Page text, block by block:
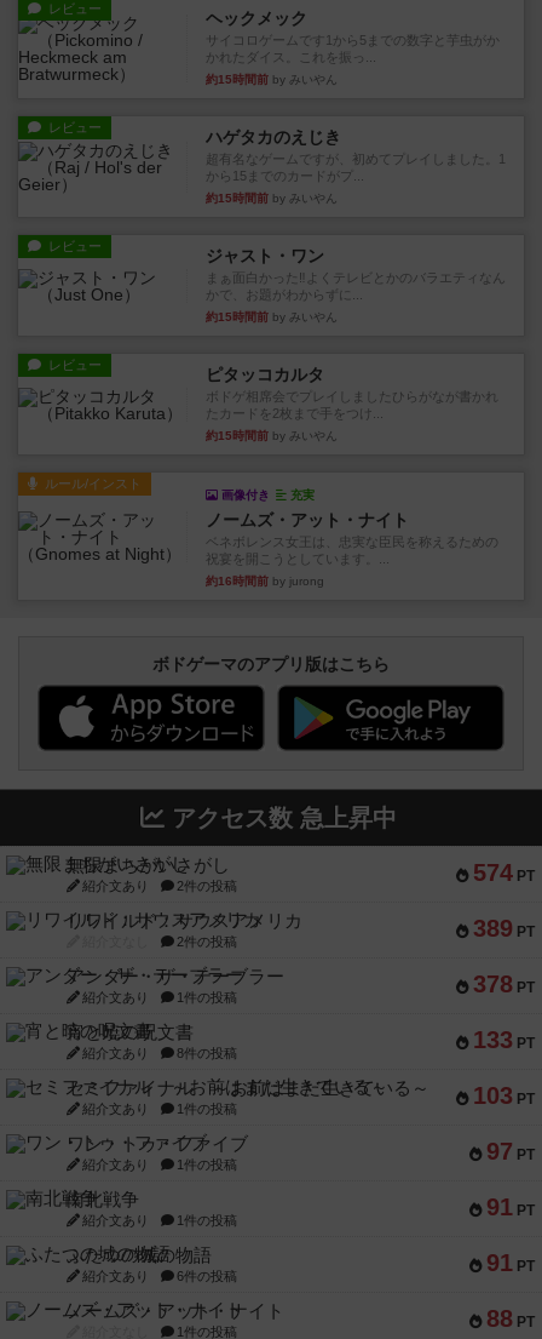
レビュー ヘックメック
サイコロゲームです1から5までの数字と芋虫がか
かれたダイス。これを振っ...
約15時間前 by みいやん
レビュー ハゲタカのえじき
超有名なゲームですが、初めてプレイしました。1
から15までのカードがプ...
約15時間前 by みいやん
レビュー ジャスト・ワン
まぁ面白かった‼️よくテレビとかのバラエティなん
かで、お題がわからずに...
約15時間前 by みいやん
レビュー ピタッコカルタ
ボドゲ相席会でプレイしましたひらがなが書かれ
たカードを2枚まで手をつけ...
約15時間前 by みいやん
ルール/インスト
画像付き 充実
ノームズ・アット・ナイト
ベネボレンス女王は、忠実な臣民を称えるための
祝宴を開こうとしています。...
約16時間前 by jurong
ボドゲーマのアプリ版はこちら
アクセス数 急上昇中
574 PT
無限まちがいさがし
紹介文あり 2件の投稿
389 PT
リワイルド：サウスアメリカ
2件の投稿
378 PT
アンダー・ザ・テーブラー
紹介文あり 1件の投稿
133 PT
宵と暁の呪文書
紹介文あり 8件の投稿
103 PT
セミファイナル ～お前はまだ生きている～
紹介文あり 1件の投稿
97 PT
ワン・トゥ・ファイブ
紹介文あり 1件の投稿
91 PT
南北戦争
紹介文あり 1件の投稿
91 PT
ふたつの城の物語
紹介文あり 6件の投稿
88 PT
ノームズ・アット・ナイト
1件の投稿